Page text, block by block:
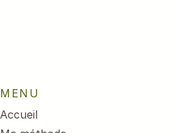
MENU
Accueil